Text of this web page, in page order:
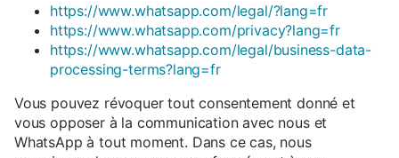
https://www.whatsapp.com/legal/?lang=fr
https://www.whatsapp.com/privacy?lang=fr
https://www.whatsapp.com/legal/business-data-
processing-terms?lang=fr
Vous pouvez révoquer tout consentement donné et
vous opposer à la communication avec nous et
WhatsApp à tout moment. Dans ce cas, nous